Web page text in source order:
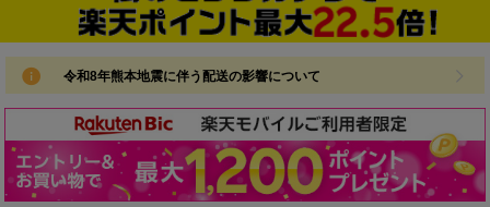
令和8年熊本地震に伴う配送の影響について